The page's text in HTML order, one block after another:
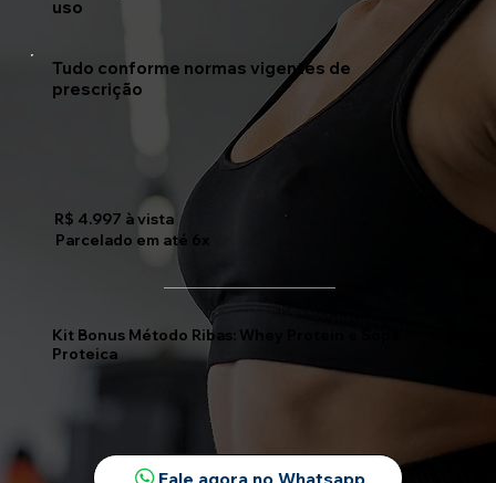
uso
Tudo conforme normas vigentes de
prescrição
R$ 4.997 à vista
Parcelado em até 6x
Kit Bonus Método Ribas: Whey Protein e Sopa
Proteica
Fale agora no Whatsapp